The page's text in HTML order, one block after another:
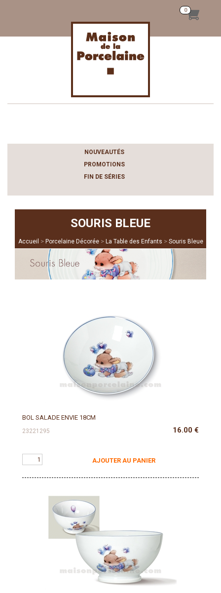
NOUVEAUTÉS
PROMOTIONS
FIN DE SÉRIES
SOURIS BLEUE
Accueil > Porcelaine Décorée > La Table des Enfants > Souris Bleue
BOL SALADE ENVIE 18CM
23221295 16.00 €
AJOUTER AU PANIER